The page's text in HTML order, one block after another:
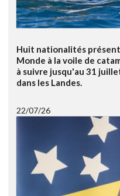
Huit nationalités
Monde à la voile de
à suivre jusqu'au 31
dans les Landes.
22/07/26